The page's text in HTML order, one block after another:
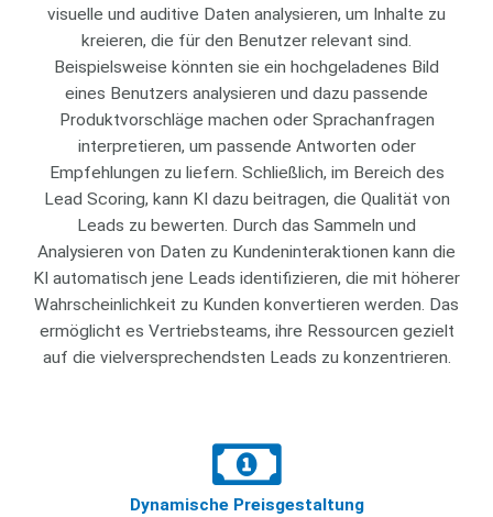
visuelle und auditive Daten analysieren, um Inhalte zu
kreieren, die für den Benutzer relevant sind.
Beispielsweise könnten sie ein hochgeladenes Bild
eines Benutzers analysieren und dazu passende
Produktvorschläge machen oder Sprachanfragen
interpretieren, um passende Antworten oder
Empfehlungen zu liefern. Schließlich, im Bereich des
Lead Scoring, kann KI dazu beitragen, die Qualität von
Leads zu bewerten. Durch das Sammeln und
Analysieren von Daten zu Kundeninteraktionen kann die
KI automatisch jene Leads identifizieren, die mit höherer
Wahrscheinlichkeit zu Kunden konvertieren werden. Das
ermöglicht es Vertriebsteams, ihre Ressourcen gezielt
auf die vielversprechendsten Leads zu konzentrieren.
Dynamische Preisgestaltung